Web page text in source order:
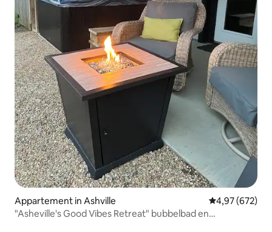
Appartement in Ashville Gemiddelde
4,97 (672)
"Asheville's Good Vibes Retreat" bubbelbad en